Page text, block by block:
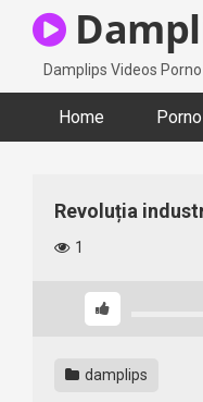
Damplips Videos Porno
Home
Revoluția
1
damplips